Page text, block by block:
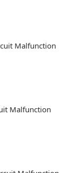
Malfunction
Malfunction